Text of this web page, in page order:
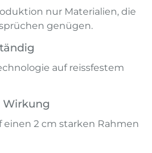
nur Materialien, die
genügen.
auf reissfestem
Wirkung
einen 2 cm starken Rahmen